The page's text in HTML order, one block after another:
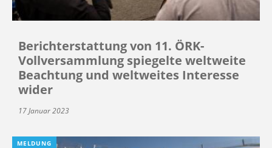
Berichterstattung von 11. ÖRK-
Vollversammlung spiegelte weltweite
Beachtung und weltweites Interesse
wider
17 Januar 2023
MELDUNG